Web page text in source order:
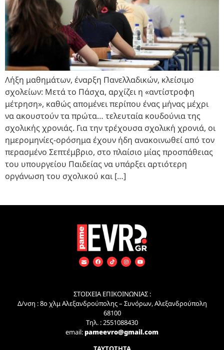
Λήξη μαθημάτων, έναρξη Πανελλαδικών, κλείσιμο
σχολείων: Μετά το Πάσχα, αρχίζει η «αντίστροφη
μέτρηση», καθώς απομένει περίπου ένας μήνας μέχρι
να ακουστούν τα πρώτα… τελευταία κουδούνια της
σχολικής χρονιάς. Για την τρέχουσα σχολική χρονιά, οι
ημερομηνίες-ορόσημα έχουν ήδη ανακοινωθεί από τον
περασμένο Σεπτέμβριο, στο πλαίσιο μίας προσπάθειας
του υπουργείου Παιδείας να υπάρξει αρτιότερη
οργάνωση του σχολικού και […]
ΣΤΟΙΧΕΙΑ ΕΠΙΚΟΙΝΩΝΙΑΣ :
Δ/νση : 8ο χλμ Αλεξανδρούπολης – Συνόρων, Αλεξανδρούπολη
68100
Τηλ. : 2551088430
email:pameevro@gmail.com